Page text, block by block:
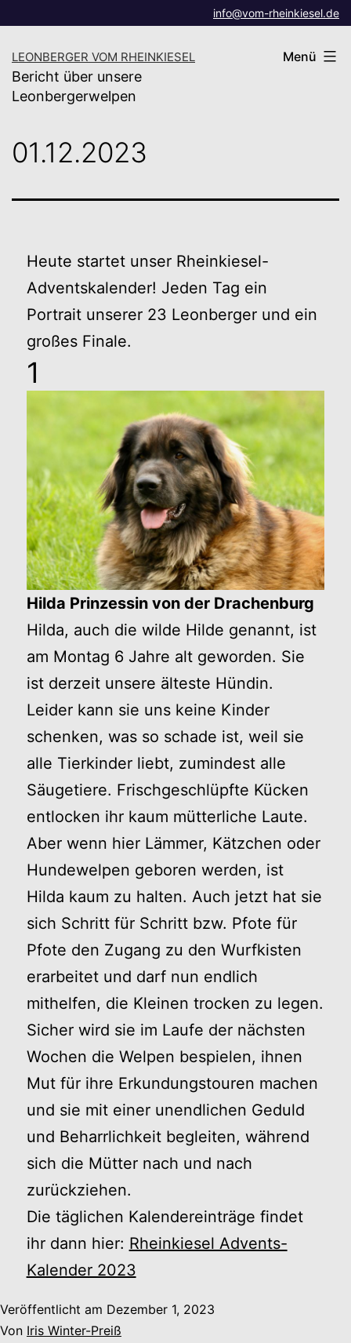
springen
info@vom-rheinkiesel.de
LEONBERGER VOM RHEINKIESEL
Bericht über unsere
Leonbergerwelpen
Menü
01.12.2023
Heute startet unser Rheinkiesel-
Adventskalender! Jeden Tag ein
Portrait unserer 23 Leonberger und ein
großes Finale.
1
Hilda Prinzessin von der Drachenburg
Hilda, auch die wilde Hilde genannt, ist
am Montag 6 Jahre alt geworden. Sie
ist derzeit unsere älteste Hündin.
Leider kann sie uns keine Kinder
schenken, was so schade ist, weil sie
alle Tierkinder liebt, zumindest alle
Säugetiere. Frischgeschlüpfte Kücken
entlocken ihr kaum mütterliche Laute.
Aber wenn hier Lämmer, Kätzchen oder
Hundewelpen geboren werden, ist
Hilda kaum zu halten. Auch jetzt hat sie
sich Schritt für Schritt bzw. Pfote für
Pfote den Zugang zu den Wurfkisten
erarbeitet und darf nun endlich
mithelfen, die Kleinen trocken zu legen.
Sicher wird sie im Laufe der nächsten
Wochen die Welpen bespielen, ihnen
Mut für ihre Erkundungstouren machen
und sie mit einer unendlichen Geduld
und Beharrlichkeit begleiten, während
sich die Mütter nach und nach
zurückziehen.
Die täglichen Kalendereinträge findet
ihr dann hier: Rheinkiesel Advents-
Kalender 2023
Veröffentlicht am Dezember 1, 2023
Von Iris Winter-Preiß